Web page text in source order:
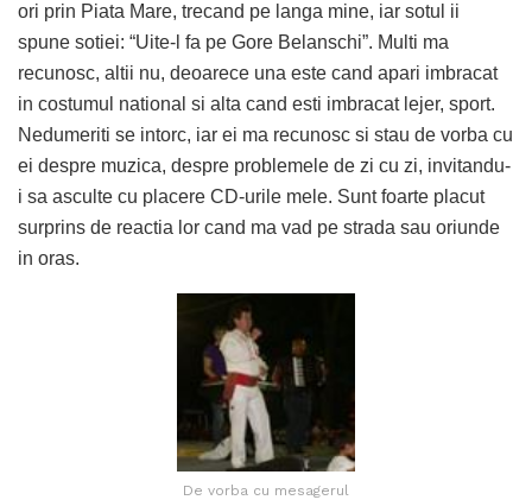
ori prin Piata Mare, trecand pe langa mine, iar sotul ii
spune sotiei: “Uite-l fa pe Gore Belanschi”. Multi ma
recunosc, altii nu, deoarece una este cand apari imbracat
in costumul national si alta cand esti imbracat lejer, sport.
Nedumeriti se intorc, iar ei ma recunosc si stau de vorba cu
ei despre muzica, despre problemele de zi cu zi, invitandu-
i sa asculte cu placere CD-urile mele. Sunt foarte placut
surprins de reactia lor cand ma vad pe strada sau oriunde
in oras.
De vorba cu mesagerul